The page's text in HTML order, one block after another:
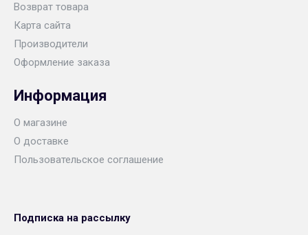
Возврат товара
Карта сайта
Производители
Оформление заказа
Информация
О магазине
О доставке
Пользовательское соглашение
Подписка на рассылку